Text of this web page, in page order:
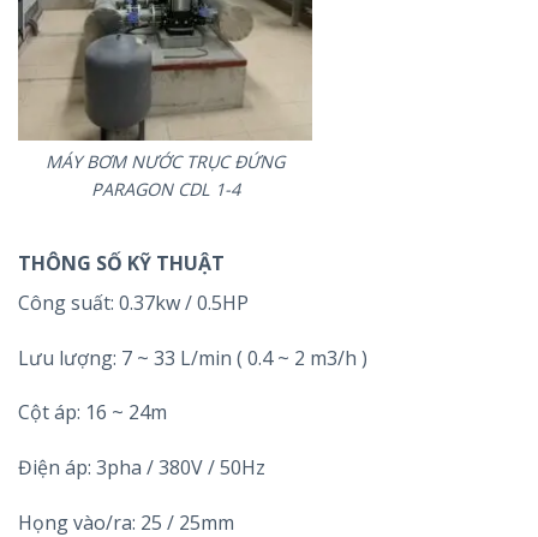
MÁY BƠM NƯỚC TRỤC ĐỨNG
PARAGON CDL 1-4
THÔNG SỐ KỸ THUẬT
Công suất: 0.37kw / 0.5HP
Lưu lượng: 7 ~ 33 L/min ( 0.4 ~ 2 m3/h )
Cột áp: 16 ~ 24m
Điện áp: 3pha / 380V / 50Hz
Họng vào/ra: 25 / 25mm